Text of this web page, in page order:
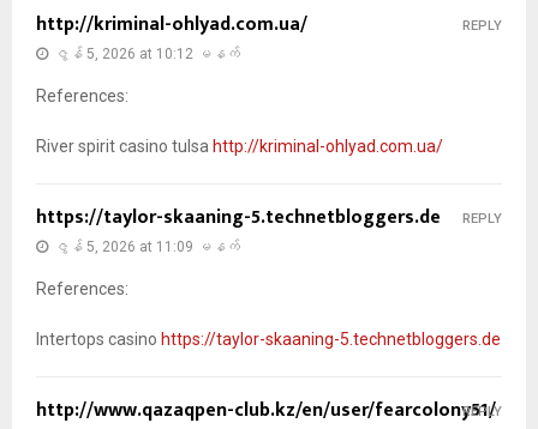
http://kriminal-ohlyad.com.ua/
ဇွန် 5, 2026 at 10:12 မနက်
References:
River spirit casino tulsa http://kriminal-ohlyad.com.ua/
REPLY
https://taylor-skaaning-5.technetbloggers.de
ဇွန် 5, 2026 at 11:09 မနက်
References:
Intertops casino https://taylor-skaaning-5.technetbloggers.de
REPLY
http://www.qazaqpen-club.kz/en/user/fearcolony51/
REPLY